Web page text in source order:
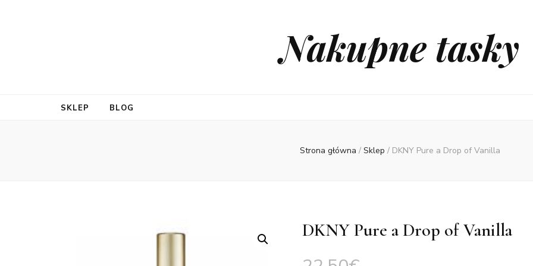
Nakupne tasky
SKLEP BLOG
Strona główna / Sklep / DKNY Pure a Drop of Vanilla
DKNY Pure a Drop of Vanilla